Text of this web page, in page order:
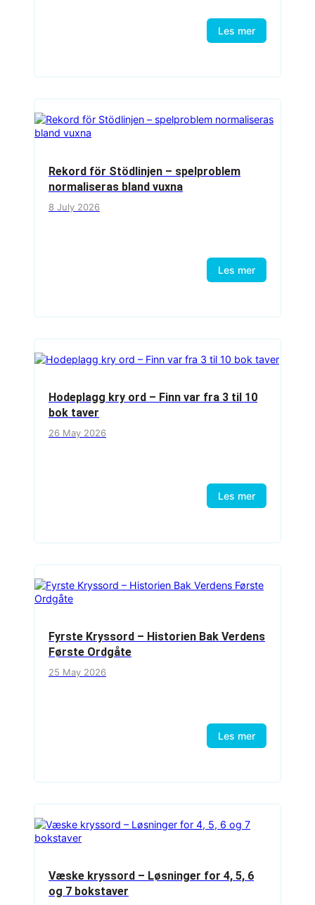
Les mer
Rekord för Stödlinjen – spelproblem
normaliseras bland vuxna
8 July 2026
Les mer
Hodeplagg kry ord – Finn var fra 3 til 10
bok taver
26 May 2026
Les mer
Fyrste Kryssord – Historien Bak Verdens
Første Ordgåte
25 May 2026
Les mer
Væske kryssord – Løsninger for 4, 5, 6
og 7 bokstaver